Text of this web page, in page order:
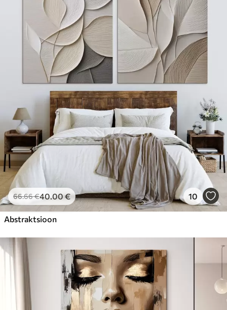
66.66€40.00€ 10
Abstraktsioon